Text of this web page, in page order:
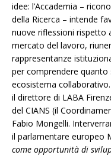
idee: l’Accademia –
della Ricerca – intende
nuove riflessioni rispetto
mercato del lavoro,
rappresentanze
per comprendere
ecosistema
il direttore di LABA
del CIANS (il
Fabio Mongelli.
il parlamentare europeo
come opportunità di